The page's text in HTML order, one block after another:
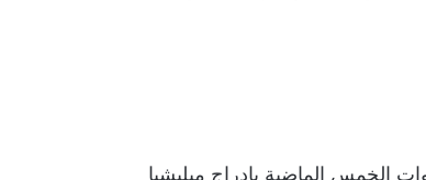
الخمس الماضية بإدراج ميليشيا